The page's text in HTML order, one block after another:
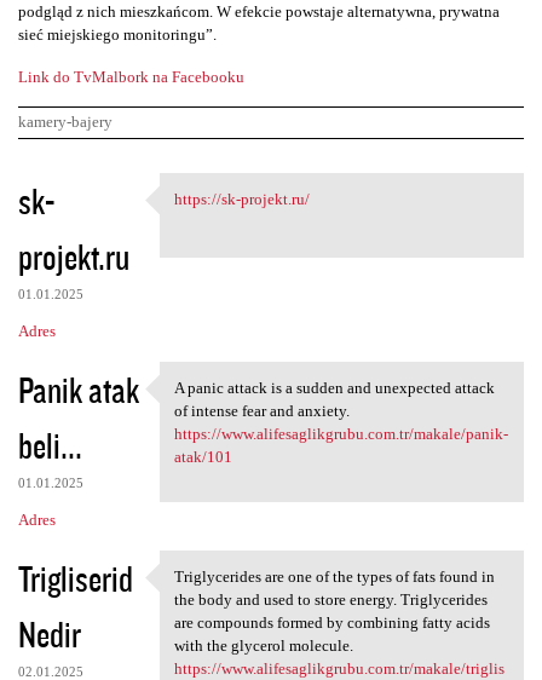
podgląd z nich mieszkańcom. W efekcie powstaje alternatywna, prywatna
sieć miejskiego monitoringu”.
Link do TvMalbork na Facebooku
kamery-bajery
K
o
m
e
n
a
r
z
e
sk-
projekt.ru
01.01.2025
Adres
https://sk-projekt.ru/
https://sk-projekt.ru/
Panik atak
beli...
01.01.2025
Adres
A panic attack is a sudden
A panic attack is a sudden and unexpected attack
of intense fear and anxiety.
https://www.alifesaglikgrubu.com.tr/makale/panik-
atak/101
Trigliserid
Nedir
02.01.2025
Triglycerides are one of the
Triglycerides are one of the types of fats found in
the body and used to store energy. Triglycerides
are compounds formed by combining fatty acids
with the glycerol molecule.
https://www.alifesaglikgrubu.com.tr/makale/triglis